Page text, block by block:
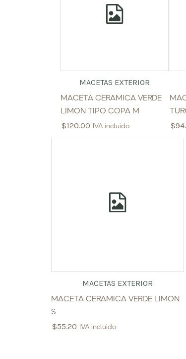
MACETAS EXTERIOR
MACETA CERAMICA VERDE
LIMON TIPO COPA M
$120.00 IVA incluido $
MACETAS EXTERIOR
MACETA CERAMICA VERDE LIMON
S
$55.20 IVA incluido